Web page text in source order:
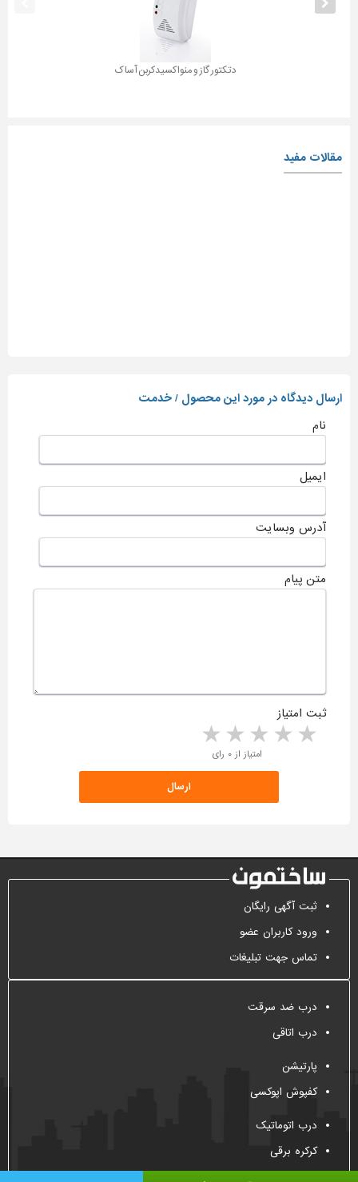
دتکتور گاز و منواکسیدکربن آساک
مقالات مفید
ارسال دیدگاه در مورد این محصول / خدمت
نام
ایمیل
آدرس وبسایت
متن پیام
ثبت امتیاز
4 stars 3 stars 2 stars 1 star امتیاز از ۰ رای
ثبت آگهی رایگان
ورود کاربران عضو
تماس جهت تبلیغات
درب ضد سرقت
درب اتاقی
پارتیشن
کفپوش اپوکسی
درب اتوماتیک
کرکره برقی